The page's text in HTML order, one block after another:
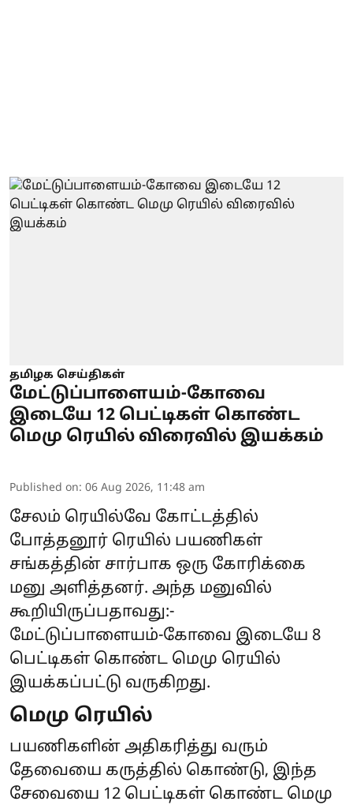
தமிழக செய்திகள்
மேட்டுப்பாளையம்-கோவை
இடையே 12 பெட்டிகள் கொண்ட
மெமு ரெயில் விரைவில் இயக்கம்
Published on: 06 Aug 2026, 11:48 am
சேலம் ரெயில்வே கோட்டத்தில்
போத்தனூர் ரெயில் பயணிகள்
சங்கத்தின் சார்பாக ஒரு கோரிக்கை
மனு அளித்தனர். அந்த மனுவில்
கூறியிருப்பதாவது:-
மேட்டுப்பாளையம்-கோவை இடையே 8
பெட்டிகள் கொண்ட மெமு ரெயில்
இயக்கப்பட்டு வருகிறது.
மெமு ரெயில்
பயணிகளின் அதிகரித்து வரும்
தேவையை கருத்தில் கொண்டு, இந்த
சேவையை 12 பெட்டிகள் கொண்ட மெமு